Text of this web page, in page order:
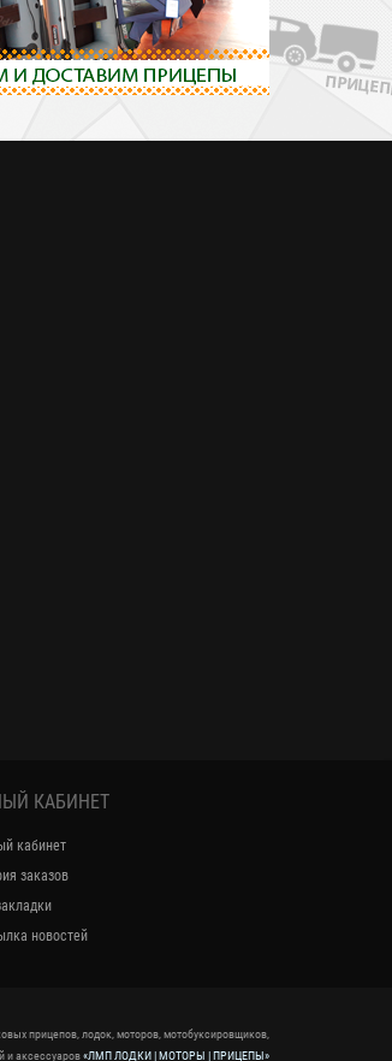
КАБИНЕТ
кабинет
заказов
новостей
прицепов, лодок, моторов, мотобуксировщиков,
и аксессуаров«ЛМП ЛОДКИ | МОТОРЫ | ПРИЦЕПЫ»